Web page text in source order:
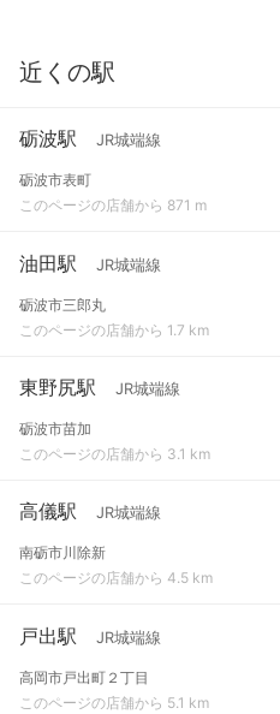
近くの駅
砺波駅 JR城端線
砺波市表町
このページの店舗から 871 m
油田駅 JR城端線
砺波市三郎丸
このページの店舗から 1.7 km
東野尻駅 JR城端線
砺波市苗加
このページの店舗から 3.1 km
高儀駅 JR城端線
南砺市川除新
このページの店舗から 4.5 km
戸出駅 JR城端線
高岡市戸出町２丁目
このページの店舗から 5.1 km